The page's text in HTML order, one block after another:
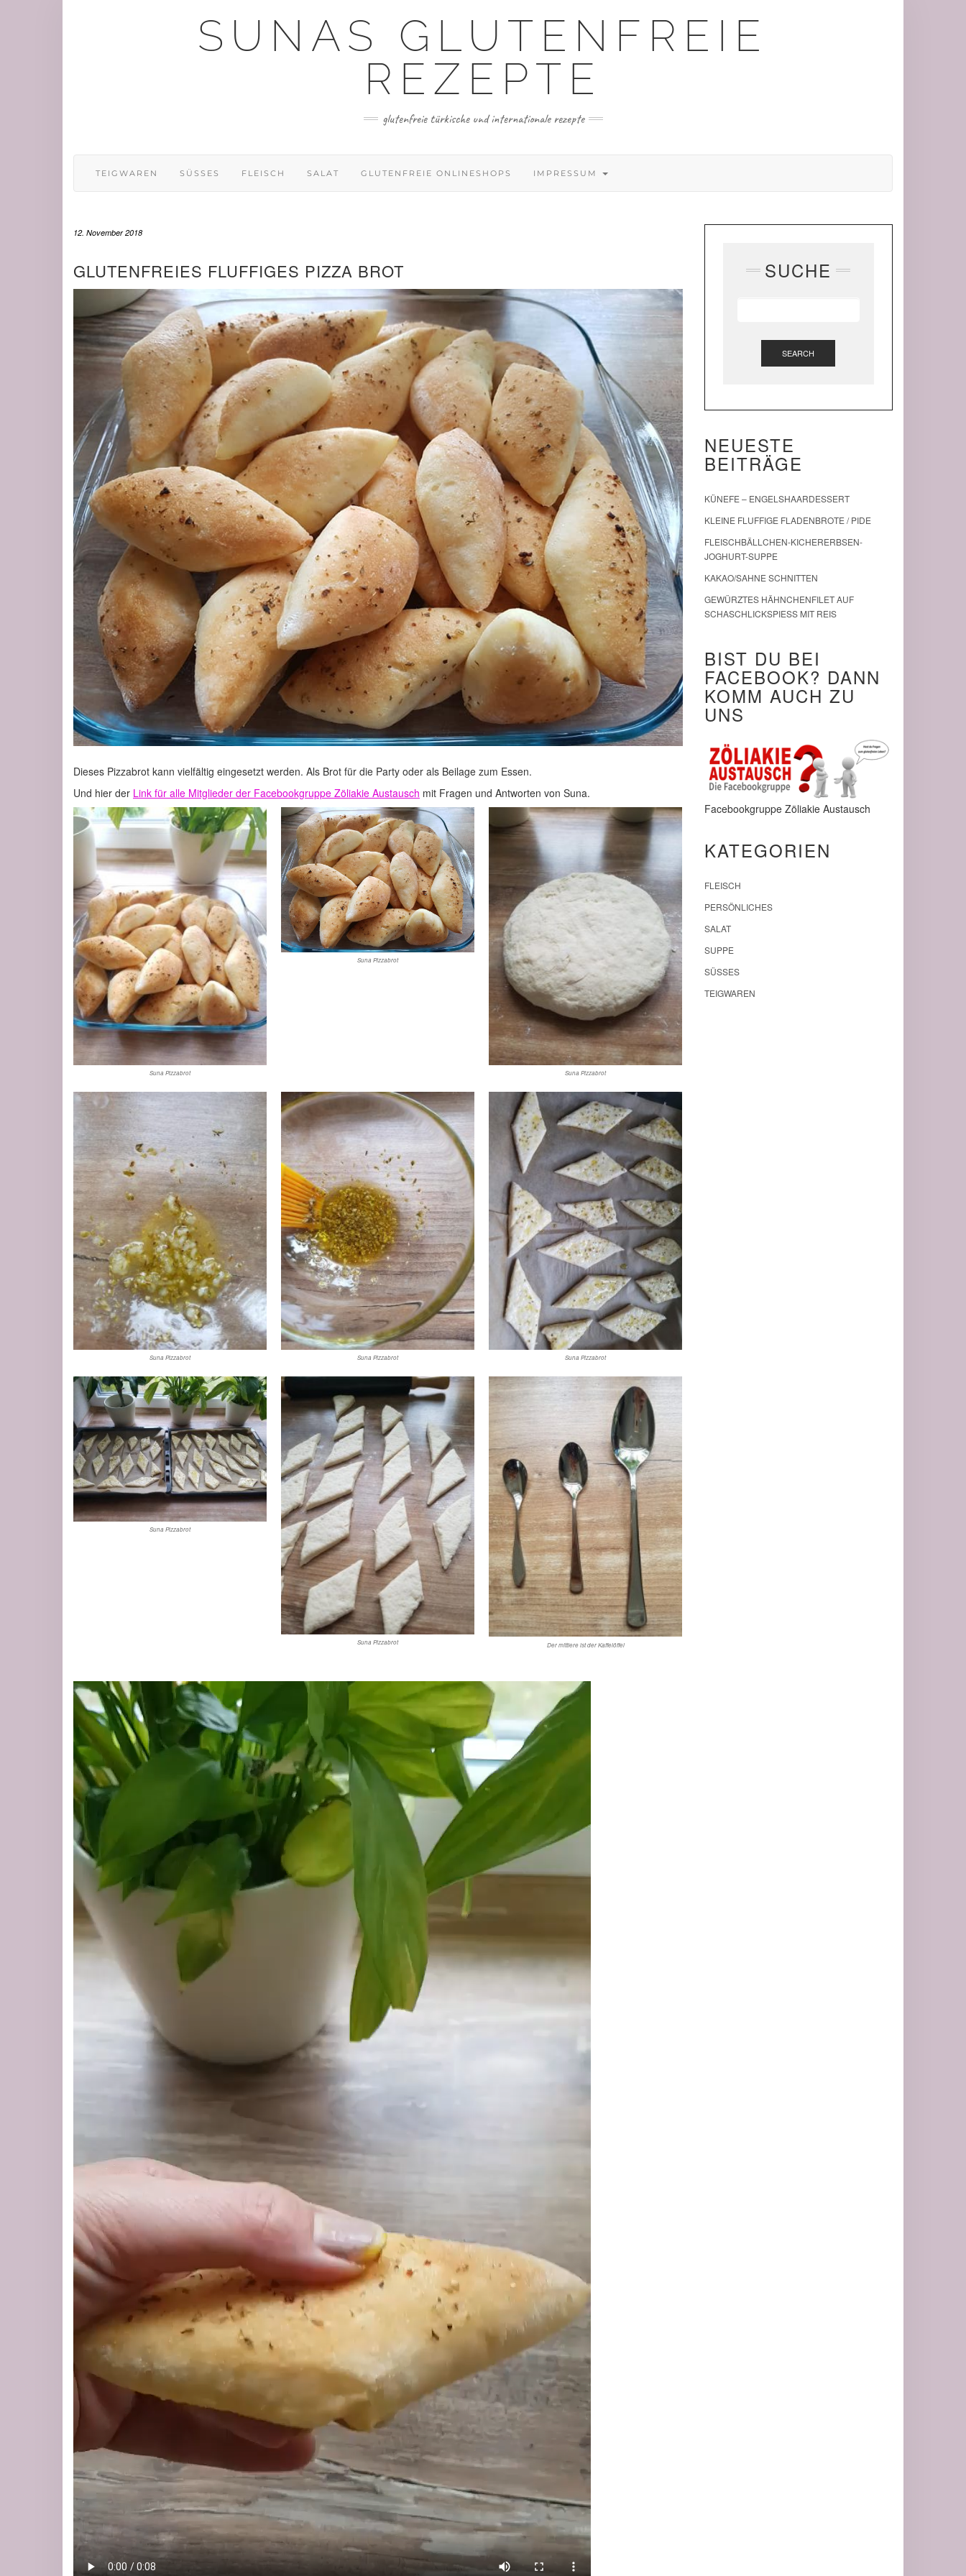
SUNAS GLUTENFREIE
REZEPTE
glutenfreie türkische und internationale rezepte
TEIGWAREN SÜSSES FLEISCH SALAT GLUTENFREIE ONLINESHOPS IMPRESSUM
12. November 2018
GLUTENFREIES FLUFFIGES PIZZA BROT
Dieses Pizzabrot kann vielfältig eingesetzt werden. Als Brot für die Party oder als Beilage zum Essen.
Und hier der Link für alle Mitglieder der Facebookgruppe Zöliakie Austausch mit Fragen und Antworten von Suna.
Suna Pizzabrot
Suna Pizzabrot
Suna Pizzabrot
Suna Pizzabrot Suna Pizzabrot Suna Pizzabrot
Suna Pizzabrot
Suna Pizzabrot Der mittlere ist der Kaffelöffel
SUCHE
SEARCH
NEUESTE
BEITRÄGE
KÜNEFE – ENGELSHAARDESSERT
KLEINE FLUFFIGE FLADENBROTE / PIDE
FLEISCHBÄLLCHEN-KICHERERBSEN-
JOGHURT-SUPPE
KAKAO/SAHNE SCHNITTEN
GEWÜRZTES HÄHNCHENFILET AUF
SCHASCHLICKSPIESS MIT REIS
BIST DU BEI
FACEBOOK? DANN
KOMM AUCH ZU
UNS
Facebookgruppe Zöliakie Austausch
KATEGORIEN
FLEISCH
PERSÖNLICHES
SALAT
SUPPE
SÜSSES
TEIGWAREN